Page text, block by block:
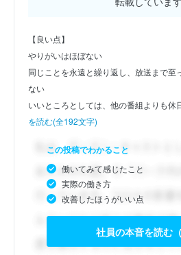
【良い点】
やりがいはほぼない
同じことを永遠と繰り返し、放送まで至
ない
いいところとしては、他の番組よりも休
を読む(全192文字)
この投稿でわかること
働いてみて感じたこと
実際の働き方
改善したほうがいい点
社員の本音を読む（